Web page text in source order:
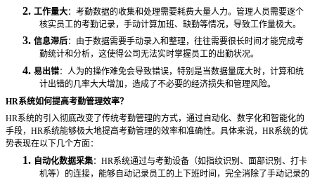
2. 工作量大：考勤数据的收集和处理需要耗费大量人力。管理人员需要逐个
核实员工的考勤记录，手动计算加班、缺勤等情况，导致工作量极大。
3. 信息滞后：由于数据需要手动录入和整理，往往需要很长时间才能完成考
勤统计和分析，这使得公司无法实时掌握员工的出勤状况。
4. 易出错：人为的操作难免会导致错误，特别是当数据量庞大时，计算和统
计出错的几率大大增加，造成了不必要的经济损失和管理风险。
HR系统如何提高考勤管理效率？
HR系统的引入彻底改变了传统考勤管理的方式，通过自动化、数字化和智能化的
手段，HR系统能够极大地提高考勤管理的效率和准确性。具体来说，HR系统的优
势表现在以下几个方面：
1. 自动化数据采集： HR系统通过与考勤设备（如指纹识别、面部识别、打卡
机等）的连接，能够自动记录员工的上下班时间，完全消除了手动记录的